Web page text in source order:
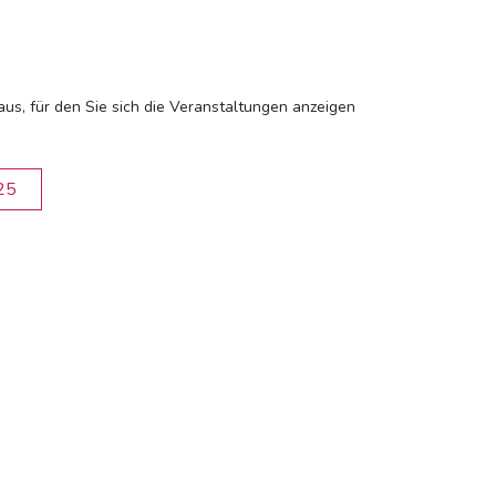
für den Sie sich die Veranstaltungen anzeigen